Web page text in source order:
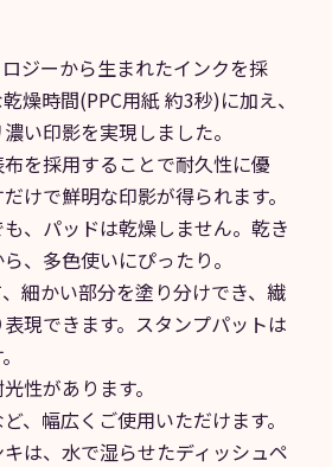
ジーから生まれたインクを採
燥時間(PPC用紙 約3秒)に加え、
い印影を実現しました。
を採用することで耐久性に優
けで鮮明な印影が得られます。
、パッドは乾燥しません。乾き
、多色使いにぴったり。
細かい部分を塗り分けでき、繊
現できます。スタンプパットは
性があります。
、幅広くご使用いただけます。
は、水で湿らせたディッシュペ